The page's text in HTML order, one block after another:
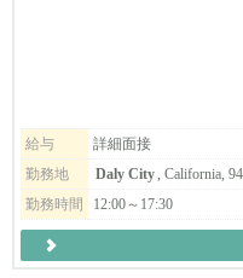
給与
詳細面接
勤務地
Daly City, California,
勤務時間
12:00～17:30